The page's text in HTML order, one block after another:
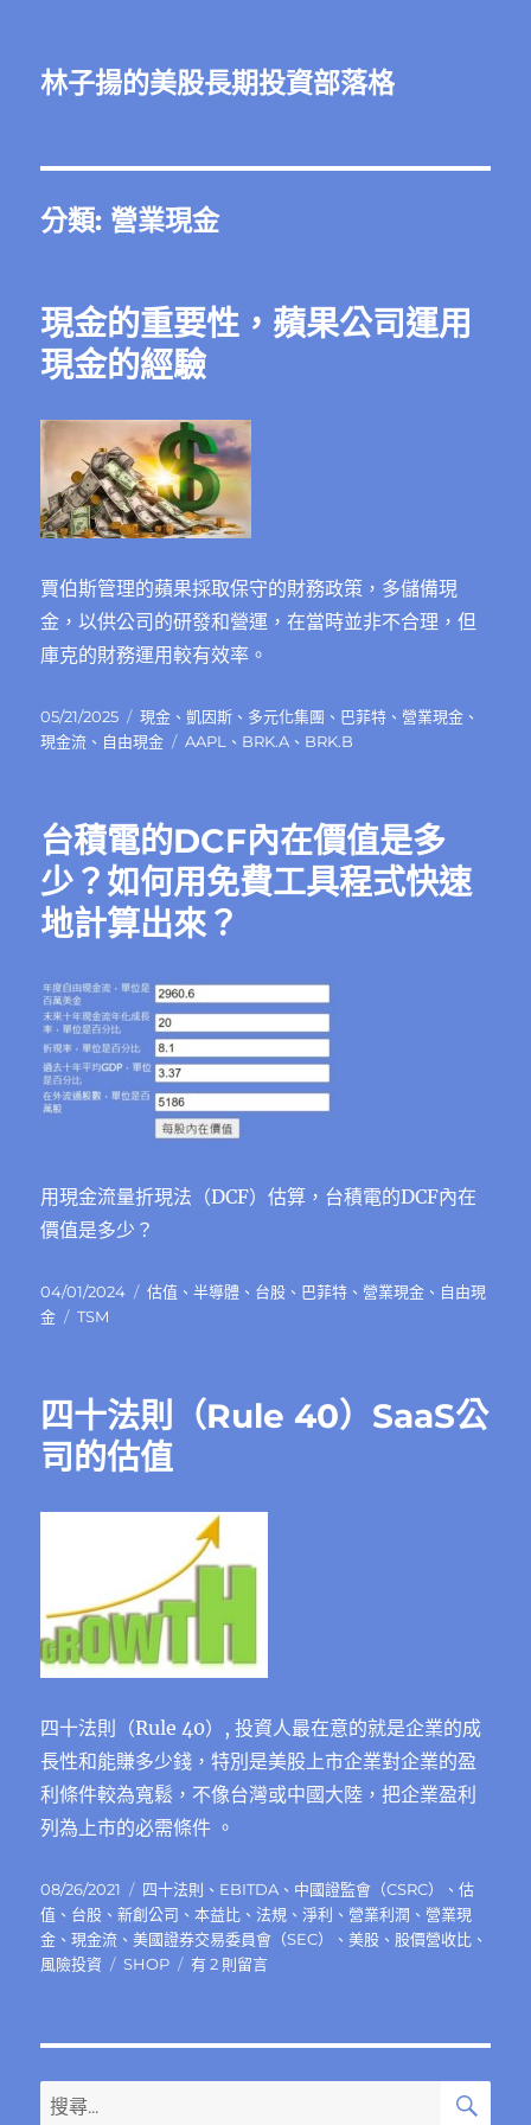
林子揚的美股長期投資部落格
分類: 營業現金
現金的重要性，蘋果公司運用
現金的經驗
賈伯斯管理的蘋果採取保守的財務政策，多儲備現
金，以供公司的研發和營運，在當時並非不合理，但
庫克的財務運用較有效率。
發
佈
05/21/2025
分
類
現金 、凱因斯 、 多元化集團 、 巴菲特 、 營業現金 、
現金流 、 自由現金
標
AAPL 、 BRK.A 、 BRK.B
台積電的DCF內在價值是多
少？如何用免費工具程式快速
地計算出來？
用現金流量折現法（DCF）估算，台積電的DCF內在
價值是多少？
發
佈
04/01/2024
分
估值 、半導體 、 台股 、 巴菲特 、 營業現金 、 自由現
金
標
TSM
四十法則（Rule 40）SaaS公
司的估值
四十法則（Rule 40）, 投資人最在意的就是企業的成
長性和能賺多少錢，特別是美股上市企業對企業的盈
利條件較為寬鬆，不像台灣或中國大陸，把企業盈利
列為上市的必需條件 。
發
佈
日
期:
08/26/2021
分
類
四十法則 、 EBITDA 、 中國證監會（CSRC） 、估
值 、 台股 、新創公司 、本益比 、法規 、淨利 、 營業利潤 、 營業現
金 、現金流 、美國證券交易委員會（SEC） 、美股 、 股價營收比 、
風險投資
標
SHOP
在
（Rule
有 2 則留言
搜
搜